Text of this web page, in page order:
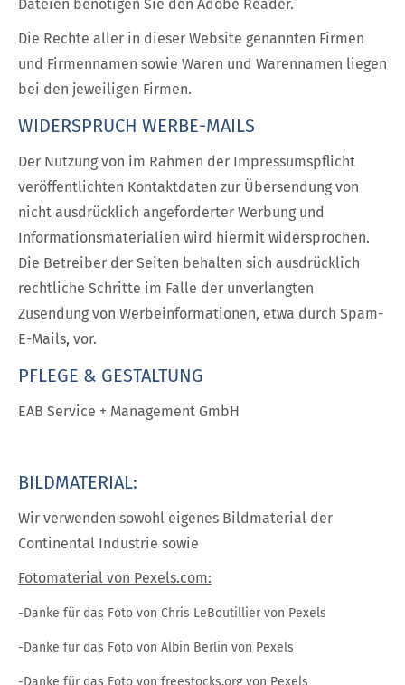
Dateien benötigen Sie den Adobe Reader.
Die Rechte aller in dieser Website genannten Firmen
und Firmennamen sowie Waren und Warennamen liegen
bei den jeweiligen Firmen.
WIDERSPRUCH WERBE-MAILS
Der Nutzung von im Rahmen der Impressumspflicht
veröffentlichten Kontaktdaten zur Übersendung von
nicht ausdrücklich angeforderter Werbung und
Informationsmaterialien wird hiermit widersprochen.
Die Betreiber der Seiten behalten sich ausdrücklich
rechtliche Schritte im Falle der unverlangten
Zusendung von Werbeinformationen, etwa durch Spam-
E-Mails, vor.
PFLEGE & GESTALTUNG
EAB Service + Management GmbH
BILDMATERIAL:
Wir verwenden sowohl eigenes Bildmaterial der
Continental Industrie sowie
Fotomaterial von Pexels.com:
-Danke für das Foto von Chris LeBoutillier von Pexels
-Danke für das Foto von Albin Berlin von Pexels